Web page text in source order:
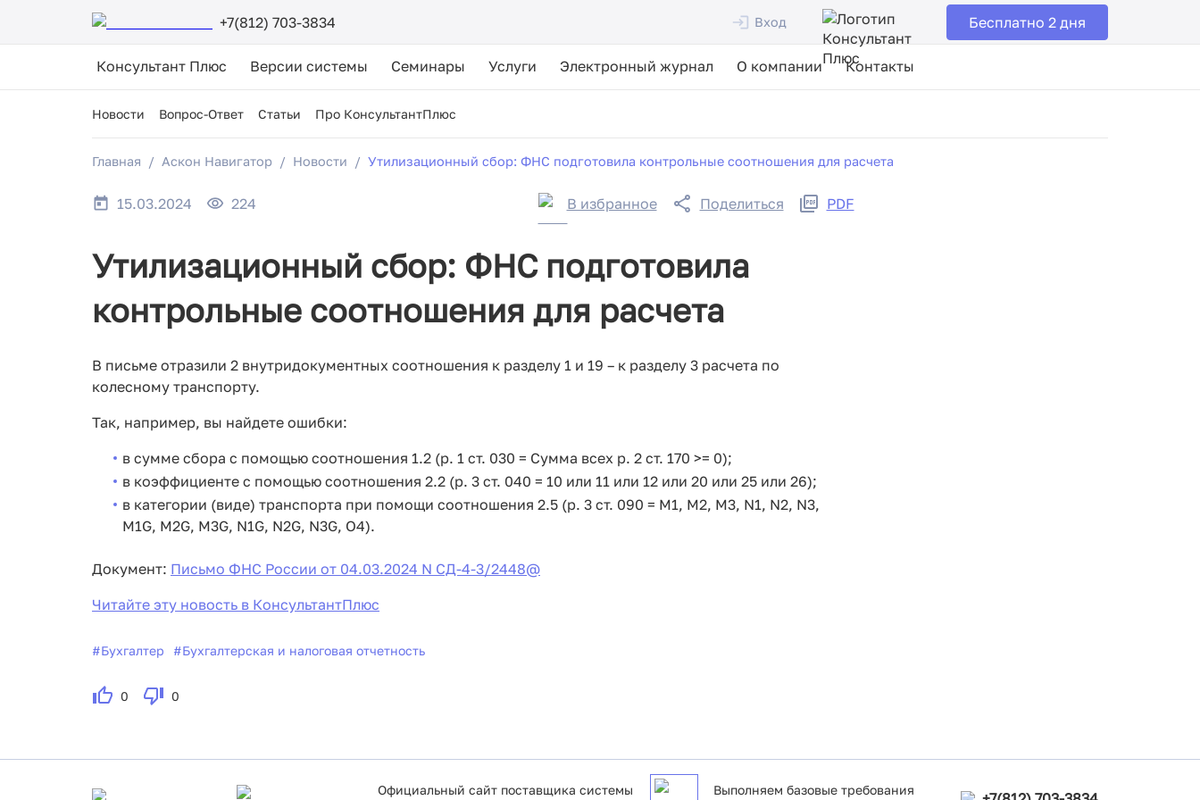
+7(812) 703-3834 Вход Бесплатно 2 дня
Консультант Плюс Версии системы Семинары Услуги Электронный журнал О компании Контакты
Новости Вопрос-Ответ Статьи Про КонсультантПлюс
Главная Аскон Навигатор Новости Утилизационный сбор: ФНС подготовила контрольные соотношения для расчета
15.03.2024 224 В избранное Поделиться PDF
Утилизационный сбор: ФНС подготовила
контрольные соотношения для расчета
В письме отразили 2 внутридокументных соотношения к разделу 1 и 19 – к разделу 3 расчета по
колесному транспорту.
Так, например, вы найдете ошибки:
в сумме сбора с помощью соотношения 1.2 (р. 1 ст. 030 = Сумма всех р. 2 ст. 170 >= 0);
в коэффициенте с помощью соотношения 2.2 (р. 3 ст. 040 = 10 или 11 или 12 или 20 или 25 или 26);
в категории (виде) транспорта при помощи соотношения 2.5 (р. 3 ст. 090 = M1, M2, M3, N1, N2, N3,
M1G, M2G, M3G, N1G, N2G, N3G, O4).
Документ: Письмо ФНС России от 04.03.2024 N СД-4-3/2448@
Читайте эту новость в КонсультантПлюс
#Бухгалтер #Бухгалтерская и налоговая отчетность
0 0
Официальный сайт поставщика системы
Выполняем базовые требования